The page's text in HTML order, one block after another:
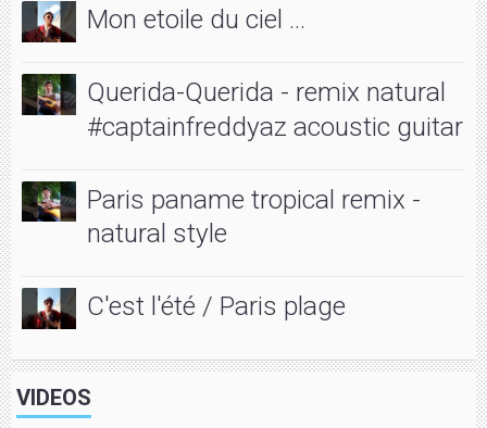
Mon etoile du ciel ...
Querida-Querida - remix natural
#captainfreddyaz acoustic guitar
Paris paname tropical remix -
natural style
C'est l'été / Paris plage
VIDEOS